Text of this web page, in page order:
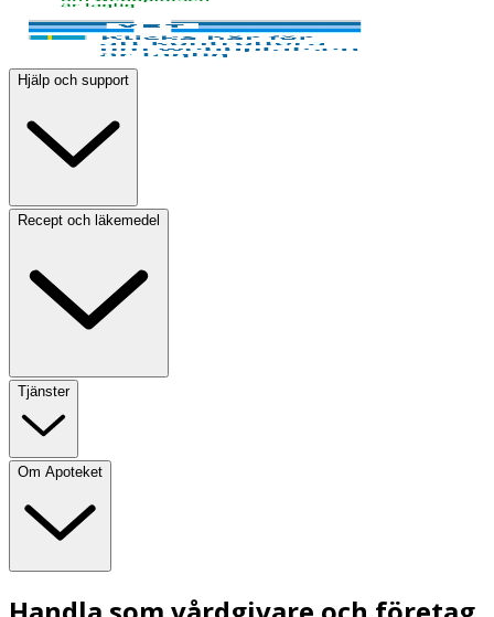
Hjälp och support
Recept och läkemedel
Tjänster
Om Apoteket